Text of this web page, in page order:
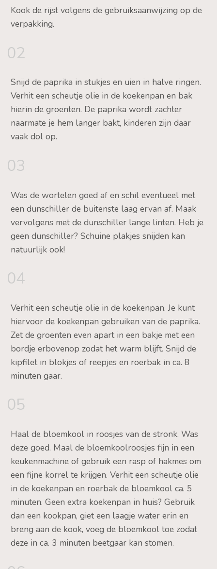
Kook de rijst volgens de gebruiksaanwijzing op de
verpakking.
02
Snijd de paprika in stukjes en uien in halve ringen.
Verhit een scheutje olie in de koekenpan en bak
hierin de groenten. De paprika wordt zachter
naarmate je hem langer bakt, kinderen zijn daar
vaak dol op.
03
Was de wortelen goed af en schil eventueel met
een dunschiller de buitenste laag ervan af. Maak
vervolgens met de dunschiller lange linten. Heb je
geen dunschiller? Schuine plakjes snijden kan
natuurlijk ook!
04
Verhit een scheutje olie in de koekenpan. Je kunt
hiervoor de koekenpan gebruiken van de paprika.
Zet de groenten even apart in een bakje met een
bordje erbovenop zodat het warm blijft. Snijd de
kipfilet in blokjes of reepjes en roerbak in ca. 8
minuten gaar.
05
Haal de bloemkool in roosjes van de stronk. Was
deze goed. Maal de bloemkoolroosjes fijn in een
keukenmachine of gebruik een rasp of hakmes om
een fijne korrel te krijgen. Verhit een scheutje olie
in de koekenpan en roerbak de bloemkool ca. 5
minuten. Geen extra koekenpan in huis? Gebruik
dan een kookpan, giet een laagje water erin en
breng aan de kook, voeg de bloemkool toe zodat
deze in ca. 3 minuten beetgaar kan stomen.